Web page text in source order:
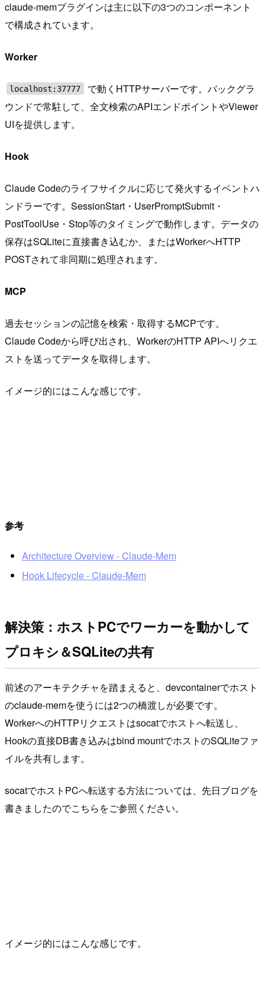
claude-memプラグインは主に以下の3つのコンポーネント
で構成されています。
Worker
localhost:37777
で動くHTTPサーバーです。バックグラ
ウンドで常駐して、全文検索のAPIエンドポイントやViewer
UIを提供します。
Hook
Claude Codeのライフサイクルに応じて発火するイベントハ
ンドラーです。SessionStart・UserPromptSubmit・
PostToolUse・Stop等のタイミングで動作します。データの
保存はSQLiteに直接書き込むか、またはWorkerへHTTP
POSTされて非同期に処理されます。
MCP
過去セッションの記憶を検索・取得するMCPです。
Claude Codeから呼び出され、WorkerのHTTP APIへリクエ
ストを送ってデータを取得します。
イメージ的にはこんな感じです。
参考
Architecture Overview - Claude-Mem
Hook Lifecycle - Claude-Mem
解決策：ホストPCでワーカーを動かして
プロキシ＆SQLiteの共有
前述のアーキテクチャを踏まえると、devcontainerでホスト
のclaude-memを使うには2つの橋渡しが必要です。
WorkerへのHTTPリクエストはsocatでホストへ転送し、
Hookの直接DB書き込みはbind mountでホストのSQLiteファ
イルを共有します。
socatでホストPCへ転送する方法については、先日ブログを
書きましたのでこちらをご参照ください。
イメージ的にはこんな感じです。